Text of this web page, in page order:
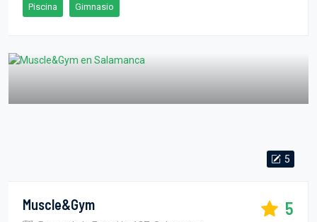
Piscina Gimnasio
5
Muscle&Gym 5